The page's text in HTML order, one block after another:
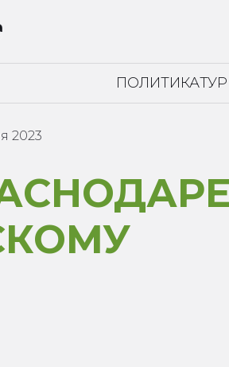
ПОЛИТИКА
2023